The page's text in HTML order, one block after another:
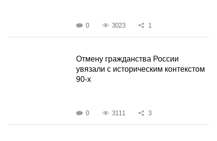
0 3023 1
Отмену гражданства России
увязали с историческим контекстом
90-х
0 3111 3